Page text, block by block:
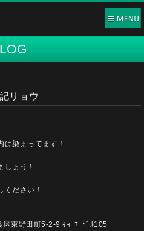
リョウ
染まってます！
しょう！
ください！
東野田町5-2-9 ｷｮｰｴｰﾋﾞﾙ105